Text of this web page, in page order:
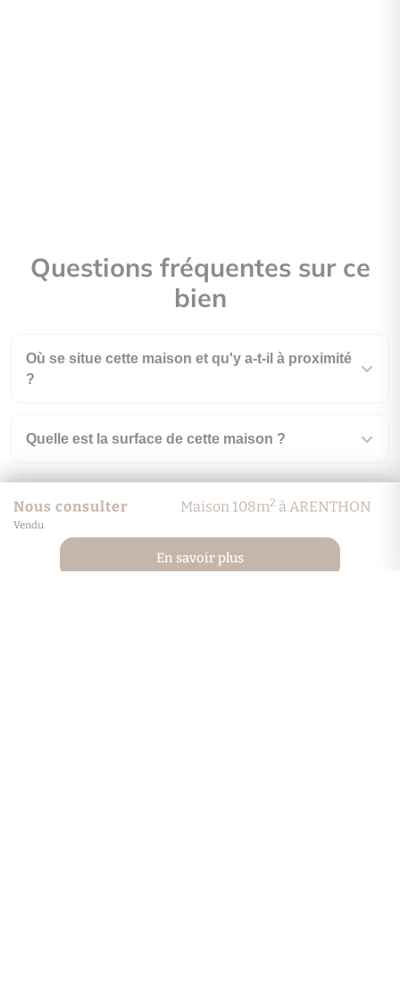
Nous consulter Maison 108m2 à ARENTHON
Vendu
En savoir plus
Questions fréquentes sur ce
bien
Où se situe cette maison et qu'y a-t-il à proximité
?
Quelle est la surface de cette maison ?
Combien de pièces compte ce bien ?
Quelle est la performance énergétique (DPE) de